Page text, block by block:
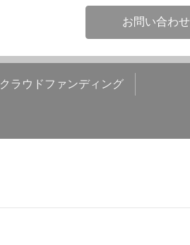
お問い合わせ
クラウドファンディング